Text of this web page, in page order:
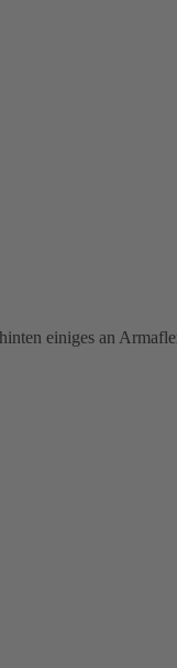
einiges an